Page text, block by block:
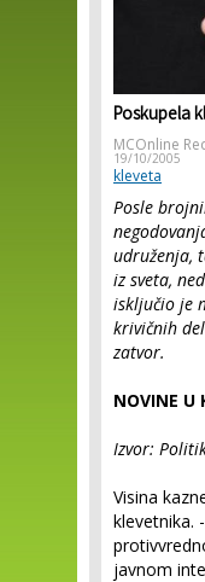
Poskupela
MCOnline
19/10/2005
kleveta
Posle
udruženja,
iz sveta,
isključio je
krivičnih
zatvor.
NOVINE U
Izvor:
Visina
klevetnika.
javnom